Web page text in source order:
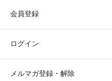
会員登録
ログイン
メルマガ登録・解除